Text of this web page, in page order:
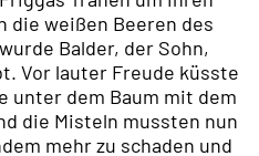
die weißen Beeren des
Balder, der Sohn,
Vor lauter Freude küsste
unter dem Baum mit dem
die Misteln mussten nun
mehr zu schaden und